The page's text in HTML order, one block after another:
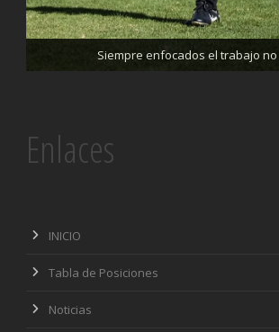
Siempre enfocados el trabajo
Trabajando enfocados, listos para el
Enlaces
INICIO
Tabla de Posiciones
Noticias